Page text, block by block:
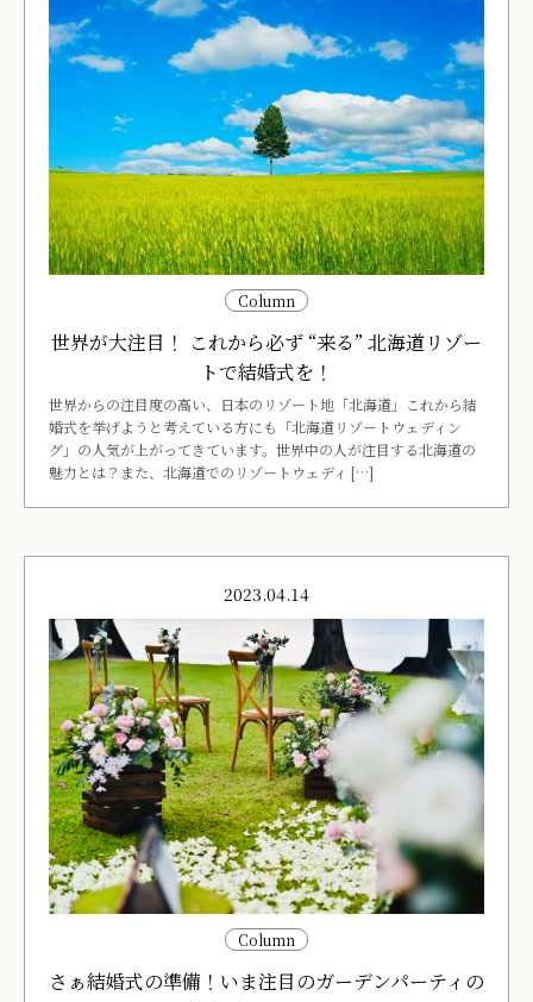
Column
世界が大注目！ これから必ず “来る” 北海道リゾー
トで結婚式を！
世界からの注目度の高い、日本のリゾート地「北海道」これから結
婚式を挙げようと考えている方にも「北海道リゾートウェディン
グ」の人気が上がってきています。世界中の人が注目する北海道の
魅力とは？また、北海道でのリゾートウェディ […]
2023.04.14
Column
さぁ結婚式の準備！いま注目のガーデンパーティの